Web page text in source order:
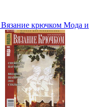
крючком Мода и